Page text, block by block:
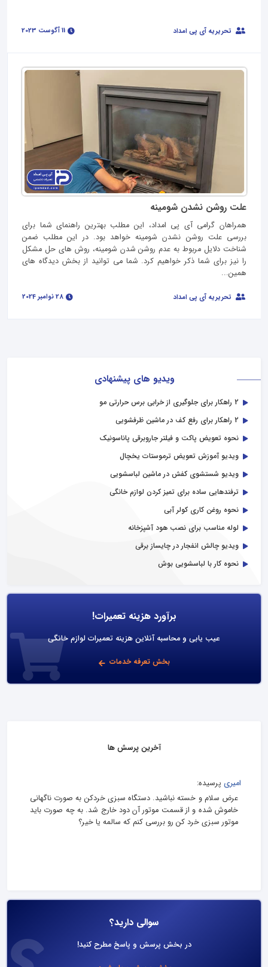
ویدیو های پیشنهادی
2 راهکار برای جلوگیری از خرابی برس حرارتی مو
2 راهکار برای رفع کف در ماشین ظرفشویی
نحوه تعویض پاکت و فیلتر جاروبرقی پاناسونیک
ویدیو آموزش تعویض ترموستات یخچال
ویدیو شستشوی کفش در ماشین لباسشویی
ترفندهایی ساده برای تمیز کردن لوازم خانگی
نحوه روغن کاری کولر آبی
لوله مناسب برای نصب هود آشپزخانه
ویدیو چالش انفجار در چایساز برقی
نحوه کار با لباسشویی بوش
برآورد هزینه تعمیرات!
عیب یابی و محاسبه آنلاین هزینه تعمیرات لوازم خانگی
بخش تعرفه خدمات
تحریریه آی پی امداد
علت روشن نشدن شومینه
همراهان گرامی آی پی امداد، این مطلب بهترین راهنمای شما برای
بررسی علت روشن نشدن شومینه خواهد بود. در این مطلب ضمن
شناخت دلایل مربوط به عدم روشن شدن شومینه، روش های حل مشکل
را نیز برای شما ذکر خواهیم کرد. شما می توانید از بخش دیدگاه های
همین...
تحریریه آی پی امداد
آخرین پرسش ها
امیری پرسیده:
عرض سلام و خسته نباشید. دستگاه سبزی خردکن به صورت ناگهانی
خاموش شده و از قسمت موتور آن دود خارج شد. به چه صورت باید
موتور سبزی خرد کن رو بررسی کنم که سالمه یا خیر؟
سوالی دارید؟
در بخش پرسش و پاسخ مطرح کنید!